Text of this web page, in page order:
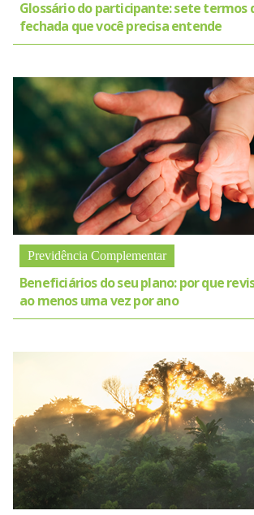
Glossário do participante: sete termos
fechada que você precisa entende
Previdência Complementar
Beneficiários do seu plano: por que
ao menos uma vez por ano